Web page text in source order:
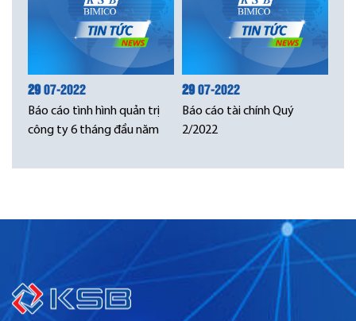
2907-2022
Báo cáo tình hình quản trị
công ty 6 tháng đầu năm
2907-2022
Báo cáo tài chính Quý
2/2022